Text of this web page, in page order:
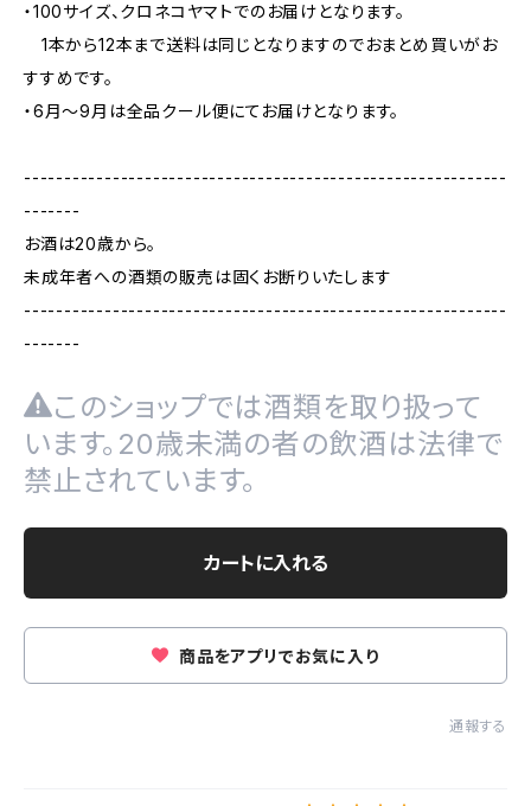
・100サイズ、クロネコヤマトでのお届けとなります。
1本から12本まで送料は同じとなりますのでおまとめ買いがお
すすめです。
・6月〜9月は全品クール便にてお届けとなります。
------------------------------------------------------------
-------
お酒は20歳から。
未成年者への酒類の販売は固くお断りいたします
------------------------------------------------------------
-------
このショップでは酒類を取り扱って
います。20歳未満の者の飲酒は法律で
禁止されています。
カートに入れる
商品をアプリでお気に入り
通報する